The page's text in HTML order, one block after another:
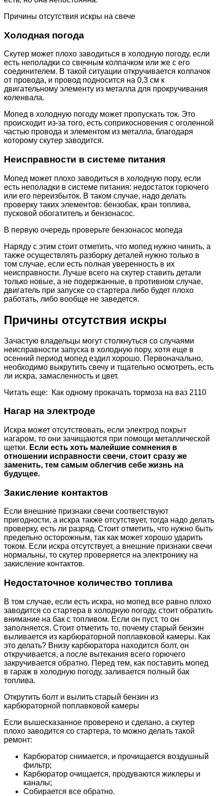
Причины отсутствия искры на свече
Холодная погода
Скутер может плохо заводиться в холодную погоду, если
есть неполадки со свечным колпачком или же с его
соединителем. В такой ситуации откручивается колпачок
от провода, и провод подносится на 0,3 см к
двигательному элементу из металла для прокручивания
коленвала.
Мопед в холодную погоду может пропускать ток. Это
происходит из-за того, есть соприкосновения с оголенной
частью провода и элементом из металла, благодаря
которому скутер заводится.
Неисправности в системе питания
Мопед может плохо заводиться в холодную пору, если
есть неполадки в системе питания: недостаток горючего
или его переизбыток. В таком случае, надо делать
проверку таких элементов: бензобак, кран топлива,
пусковой обогатитель и бензонасос.
В первую очередь проверьте бензонасос мопеда
Наряду с этим стоит отметить, что мопед нужно чинить, а
также осуществлять разборку деталей нужно только в
том случае, если есть полная уверенность в их
неисправности. Лучше всего на скутер ставить детали
только новые, а не подержанные, в противном случае,
двигатель при запуске со стартера либо будет плохо
работать, либо вообще не заведется.
Причины отсутствия искры
Зачастую владельцы могут столкнуться со случаями
неисправности запуска в холодную пору, хотя еще в
осенний период мопед ездил хорошо. Первоначально,
необходимо выкрутить свечу и тщательно осмотреть, есть
ли искра, замасленность и цвет.
Читать еще: Как одному прокачать тормоза на ваз 2110
Нагар на электроде
Искра может отсутствовать, если электрод покрыт
нагаром, то они зачищаются при помощи металлической
щетки. Если есть хоть малейшие сомнения в
отношении исправности свечи, стоит сразу же
заменить, тем самым облегчив себе жизнь на
будущее.
Закисление контактов
Если внешние признаки свечи соответствуют
пригодности, а искра также отсутствует, тогда надо делать
проверку, есть ли разряд. Стоит отметить, что нужно быть
предельно осторожным, так как может хорошо ударить
током. Если искра отсутствует, а внешние признаки свечи
нормальны, то скутер проверяется на электронику на
закисление контактов.
Недостаточное количество топлива
В том случае, если есть искра, но мопед все равно плохо
заводится со стартера в холодную погоду, стоит обратить
внимание на бак с топливом. Если он пуст, то он
заполняется. Стоит отметить то, почему старый бензин
выливается из карбюраторной поплавковой камеры. Как
это делать? Внизу карбюратора находится болт, он
откручивается, а после вытекания всего горючего
закручивается обратно. Перед тем, как поставить мопед
в гараж в холодную погоду, заливается полный бак
топлива.
Открутить болт и вылить старый бензин из
карбюраторной поплавковой камеры
Если вышесказанное проверено и сделано, а скутер
плохо заводится со стартера, то можно делать такой
ремонт:
Карбюратор снимается, и прочищается воздушный
фильтр;
Карбюратор очищается, продуваются жиклеры и
каналы;
Собирается все обратно.